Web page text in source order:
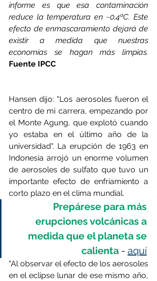
informe es que esa contaminación
reduce la temperatura en ~0,4ºC. Este
efecto de enmascaramiento dejará de
existir a medida que nuestras
Fuente IPCC
Hansen dijo: "Los aerosoles fueron el
centro de mi carrera, empezando por
el Monte Agung, que explotó cuando
yo estaba en el último año de la
universidad". La erupción de 1963 en
Indonesia arrojó un enorme volumen
de aerosoles de sulfato que tuvo un
importante efecto de enfriamiento a
corto plazo en el clima mundial.
Prepárese para más
erupciones volcánicas a
medida que el planeta se
calienta - aquí
"Al observar el efecto de los aerosoles
en el eclipse lunar de ese mismo año,